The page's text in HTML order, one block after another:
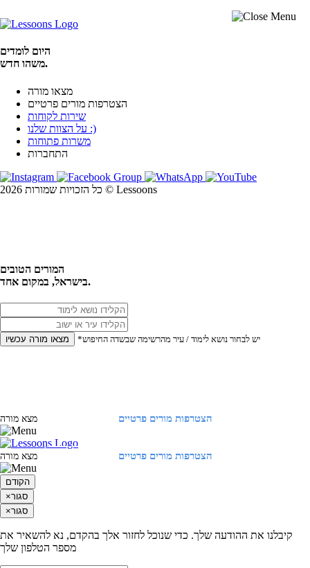
היום לומדים
משהו חדש.
מצאו מורה
הצטרפות מורים פרטיים
שירות לקוחות
על הצוות שלנו :)
משרות פתוחות
התחברות
כל הזכויות שמורות 2026 © Lessoons
המורים הטובים
בישראל, במקום אחד.
מצאו מורה עכשיו *יש לבחור נושא לימוד / עיר מהרשימה שבשדה החיפוש
הצטרפות מורים פרטיים מצא מורה
הצטרפות מורים פרטיים מצא מורה
הקודם
×סגור
×סגור
קיבלנו את ההודעה שלך. כדי שנוכל לחזור אלך בהקדם, נא להשאיר את
מספר הטלפון שלך